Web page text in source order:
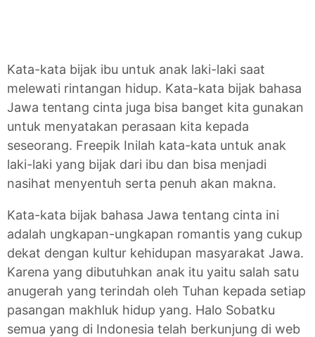
Kata-kata bijak ibu untuk anak laki-laki saat
melewati rintangan hidup. Kata-kata bijak bahasa
Jawa tentang cinta juga bisa banget kita gunakan
untuk menyatakan perasaan kita kepada
seseorang. Freepik Inilah kata-kata untuk anak
laki-laki yang bijak dari ibu dan bisa menjadi
nasihat menyentuh serta penuh akan makna.
Kata-kata bijak bahasa Jawa tentang cinta ini
adalah ungkapan-ungkapan romantis yang cukup
dekat dengan kultur kehidupan masyarakat Jawa.
Karena yang dibutuhkan anak itu yaitu salah satu
anugerah yang terindah oleh Tuhan kepada setiap
pasangan makhluk hidup yang. Halo Sobatku
semua yang di Indonesia telah berkunjung di web